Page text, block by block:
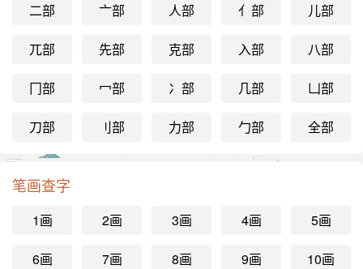
二部 亠部 人部 亻部 儿部
兀部 先部 克部 入部 八部
冂部 冖部 冫部 几部 凵部
刀部 刂部 力部 勹部 全部
笔画查字
1画 2画 3画 4画 5画
6画 7画 8画 9画 10画